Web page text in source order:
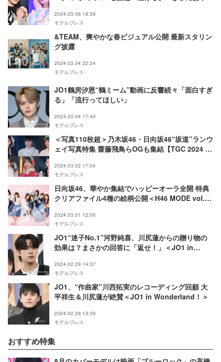
2024.03.06 18:59
モデルプレス
&TEAM、爽やかな春ビジュアル公開 最新スタリン
グ披露
2024.03.04 22:24
モデルプレス
JO1鶴房汐恩“鶴ミーム”動画に反響続々「面白すぎ
る」「流行ってほしい」
2024.03.04 17:40
モデルプレス
＜写真110枚超＞乃木坂46・日向坂46“坂道”ランウ
ェイ写真特集 齋藤飛鳥らOGも集結【TGC 2024 S
2024.03.02 17:04
モデルプレス
日向坂46、華やか集結でハッピーオーラ全開 特典
クリアファイル4種の絵柄公開＜H46 MODE vol.1
2024.03.01 12:00
モデルプレス
JO1“迷子No.1”河野純喜、川尻蓮からの贈り物の
効果は？まさかの回答に「返せ！」＜JO1 in
2024.02.29 14:37
モデルプレス
JO1、“作曲家”川西拓実のレコーディング回顧 大
平祥生＆川尻蓮が絶賛＜JO1 in Wonderland！＞
2024.02.29 13:39
モデルプレス
おすすめ特集